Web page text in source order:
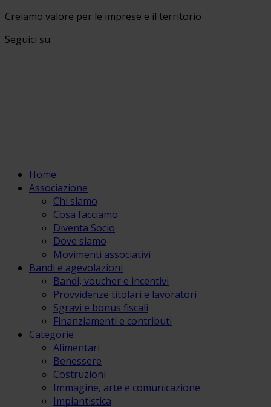
Creiamo valore per le imprese e il territorio
Seguici su:
Home
Associazione
Chi siamo
Cosa facciamo
Diventa Socio
Dove siamo
Movimenti associativi
Bandi e agevolazioni
Bandi, voucher e incentivi
Provvidenze titolari e lavoratori
Sgravi e bonus fiscali
Finanziamenti e contributi
Categorie
Alimentari
Benessere
Costruzioni
Immagine, arte e comunicazione
Impiantistica